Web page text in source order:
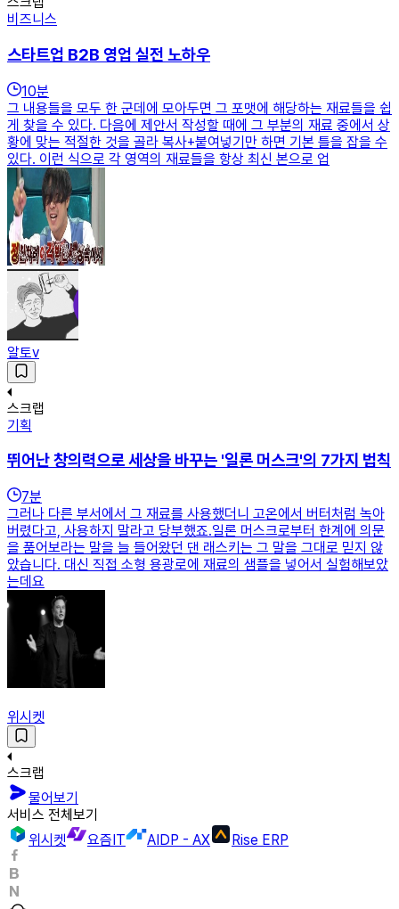
비즈니스
스타트업 B2B 영업 실전 노하우
10분
그 내용들을 모두 한 군데에 모아두면 그 포맷에 해당하는 재료들을 쉽
게 찾을 수 있다. 다음에 제안서 작성할 때에 그 부분의 재료 중에서 상
황에 맞는 적절한 것을 골라 복사+붙여넣기만 하면 기본 틀을 잡을 수
있다. 이런 식으로 각 영역의 재료들을 항상 최신 본으로 업
알토v
스크랩
기획
뛰어난 창의력으로 세상을 바꾸는 '일론 머스크'의 7가지 법칙
7분
그러나 다른 부서에서 그 재료를 사용했더니 고온에서 버터처럼 녹아
버렸다고, 사용하지 말라고 당부했죠.일론 머스크로부터 한계에 의문
을 품어보라는 말을 늘 들어왔던 댄 래스키는 그 말을 그대로 믿지 않
았습니다. 대신 직접 소형 용광로에 재료의 샘플을 넣어서 실험해보았
는데요
위시켓
스크랩
물어보기
서비스 전체보기
위시켓
요즘IT AIDP - AX Rise ERP